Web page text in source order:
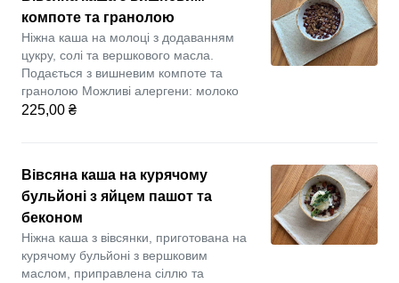
компоте та гранолою
Ніжна каша на молоці з додаванням
цукру, солі та вершкового масла.
Подається з вишневим компоте та
гранолою Можливі алергени: молоко
225,00 ₴
Вівсяна каша на курячому
бульйоні з яйцем пашот та
беконом
Ніжна каша з вівсянки, приготована на
курячому бульйоні з вершковим
маслом, приправлена сіллю та